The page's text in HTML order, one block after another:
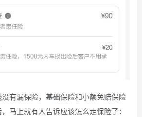
有漏保险，基础保险和小额免赔保险
马上就有人告诉应该怎么走保险了：